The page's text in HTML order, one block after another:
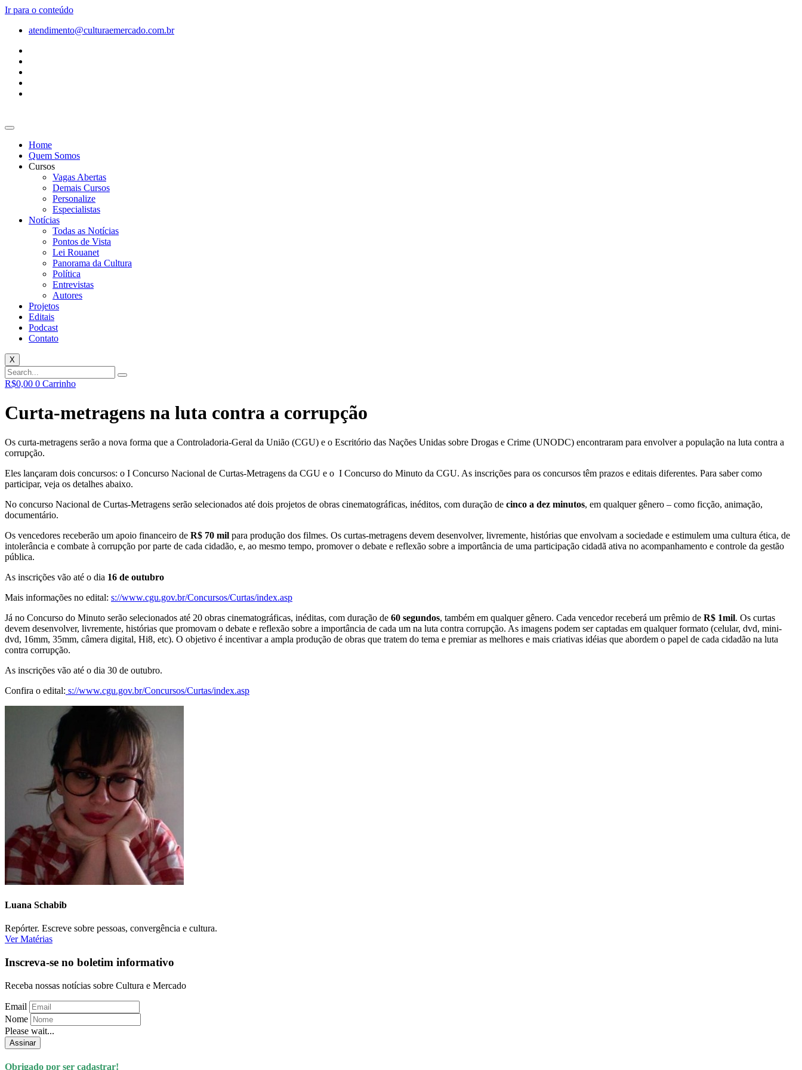
Ir para o conteúdo
atendimento@culturaemercado.com.br
Home
Quem Somos
Cursos
Vagas Abertas
Demais Cursos
Personalize
Especialistas
Notícias
Todas as Notícias
Pontos de Vista
Lei Rouanet
Panorama da Cultura
Política
Entrevistas
Autores
Projetos
Editais
Podcast
Contato
X
R$0,00 0 Carrinho
Curta-metragens na luta contra a corrupção
Os curta-metragens serão a nova forma que a Controladoria-Geral da União (CGU) e o Escritório das Nações Unidas sobre Drogas e Crime (UNODC) encontraram para envolver a população na luta contra a
corrupção.
Eles lançaram dois concursos: o I Concurso Nacional de Curtas-Metragens da CGU e o I Concurso do Minuto da CGU. As inscrições para os concursos têm prazos e editais diferentes. Para saber como
participar, veja os detalhes abaixo.
No concurso Nacional de Curtas-Metragens serão selecionados até dois projetos de obras cinematográficas, inéditos, com duração de cinco a dez minutos, em qualquer gênero – como ficção, animação,
documentário.
Os vencedores receberão um apoio financeiro de R$ 70 mil para produção dos filmes. Os curtas-metragens devem desenvolver, livremente, histórias que envolvam a sociedade e estimulem uma cultura ética, de
intolerância e combate à corrupção por parte de cada cidadão, e, ao mesmo tempo, promover o debate e reflexão sobre a importância de uma participação cidadã ativa no acompanhamento e controle da gestão
pública.
As inscrições vão até o dia 16 de outubro
Mais informações no edital: s://www.cgu.gov.br/Concursos/Curtas/index.asp
Já no Concurso do Minuto serão selecionados até 20 obras cinematográficas, inéditas, com duração de 60 segundos, também em qualquer gênero. Cada vencedor receberá um prêmio de R$ 1mil. Os curtas
devem desenvolver, livremente, histórias que promovam o debate e reflexão sobre a importância de cada um na luta contra corrupção. As imagens podem ser captadas em qualquer formato (celular, dvd, mini-
dvd, 16mm, 35mm, câmera digital, Hi8, etc). O objetivo é incentivar a ampla produção de obras que tratem do tema e premiar as melhores e mais criativas idéias que abordem o papel de cada cidadão na luta
contra corrupção.
As inscrições vão até o dia 30 de outubro.
Confira o edital: s://www.cgu.gov.br/Concursos/Curtas/index.asp
Luana Schabib
Repórter. Escreve sobre pessoas, convergência e cultura.
Ver Matérias
Inscreva-se no boletim informativo
Receba nossas notícias sobre Cultura e Mercado
Email
Nome
Please wait...
Assinar
Obrigado por ser cadastrar!